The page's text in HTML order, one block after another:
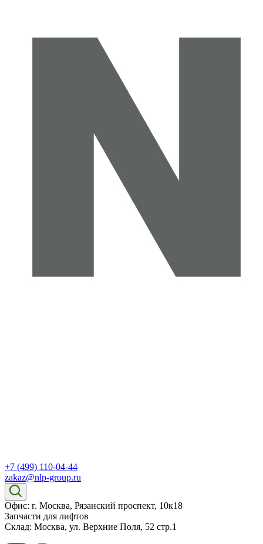
+7 (499) 110-04-44
zakaz@nlp-group.ru
Офис: г. Москва, Рязанский проспект, 10к18
Запчасти для лифтов
Склад: Москва, ул. Верхние Поля, 52 стр.1